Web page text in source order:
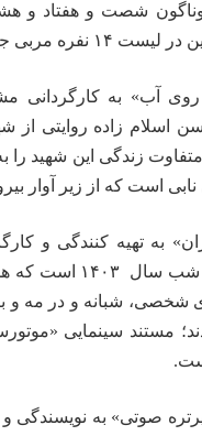
شصت و هفتاد و
اعزام به تورنمت چین قرار بگیرند.
آب» به کارگردانی
اسلام زاده روایتی
زندگی این شهید را
است که از زیر آوار
به تهیه کنندگی و
مردم ایران چشم به راه یک
شخصی، شبانه و در مه و
مستند سینمایی
پرتره صوتی» به